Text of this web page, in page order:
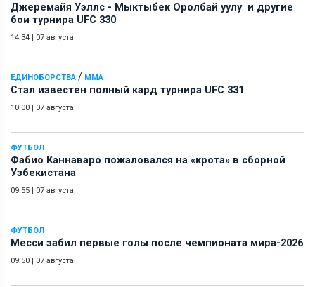
Джеремайя Уэллс - Мыктыбек Оролбай уулу и другие
бои турнира UFC 330
14:34 | 07 августа
ЕДИНОБОРСТВА / ММА
Стал известен полный кард турнира UFC 331
10:00 | 07 августа
ФУТБОЛ
Фабио Каннаваро пожаловался на «крота» в сборной
Узбекистана
09:55 | 07 августа
ФУТБОЛ
Месси забил первые голы после чемпионата мира-2026
09:50 | 07 августа